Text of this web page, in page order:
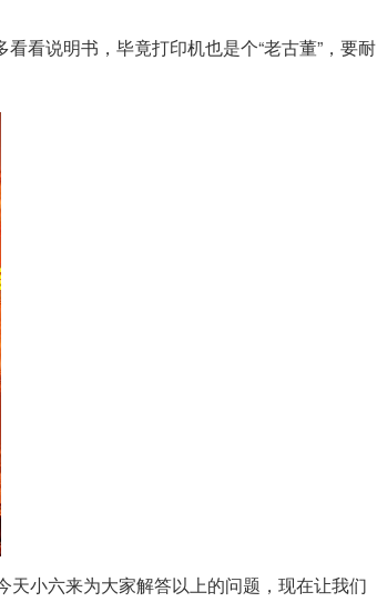
看说明书，毕竟打印机也是个“老古董”，要耐
小六来为大家解答以上的问题，现在让我们